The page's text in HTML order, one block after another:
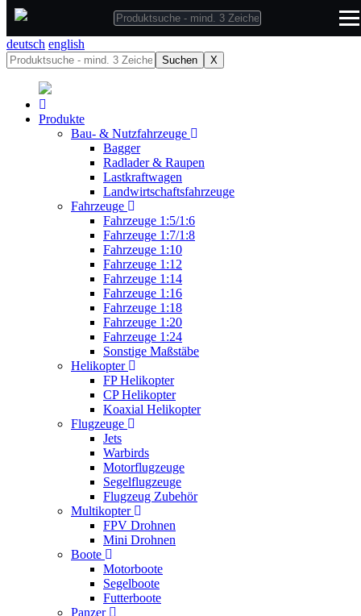
deutsch english
Suchen X
Produkte
Bau- & Nutzfahrzeuge
Bagger
Radlader & Raupen
Lastkraftwagen
Landwirtschaftsfahrzeuge
Fahrzeuge
Fahrzeuge 1:5/1:6
Fahrzeuge 1:7/1:8
Fahrzeuge 1:10
Fahrzeuge 1:12
Fahrzeuge 1:14
Fahrzeuge 1:16
Fahrzeuge 1:18
Fahrzeuge 1:20
Fahrzeuge 1:24
Sonstige Maßstäbe
Helikopter
FP Helikopter
CP Helikopter
Koaxial Helikopter
Flugzeuge
Jets
Warbirds
Motorflugzeuge
Segelflugzeuge
Flugzeug Zubehör
Multikopter
FPV Drohnen
Mini Drohnen
Boote
Motorboote
Segelboote
Futterboote
Panzer